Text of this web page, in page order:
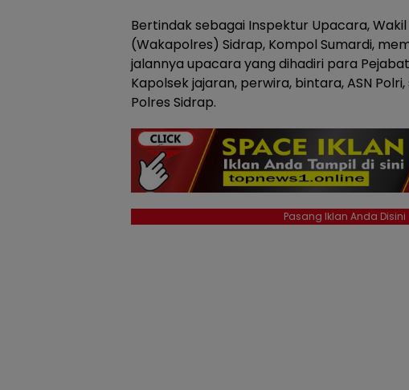
Bertindak sebagai Inspektur Upacara,
(Wakapolres) Sidrap, Kompol Sumardi,
jalannya upacara yang dihadiri para
Kapolsek jajaran, perwira, bintara, ASN
Polres Sidrap.
Pasang Iklan Anda Disini